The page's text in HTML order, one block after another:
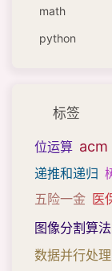
math
python
标签
位运算 acm
递推和递归
五险一金 医
图像分割算法
数据并行处理